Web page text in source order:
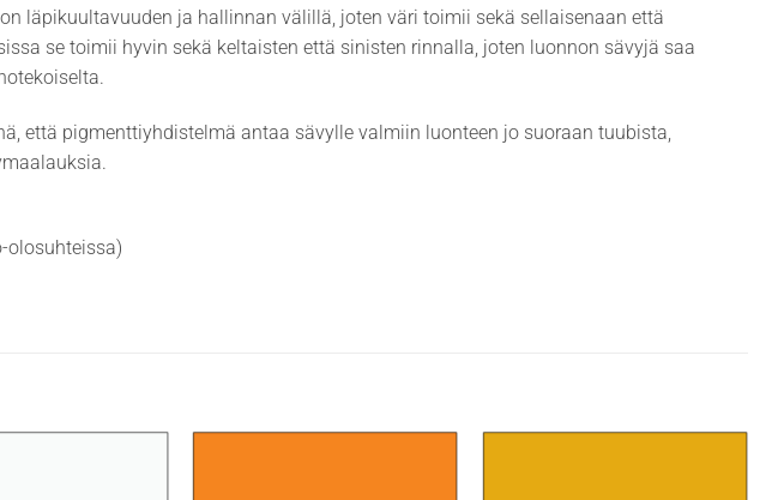
läpikuultavuuden ja hallinnan välillä, joten väri toimii sekä sellaisenaan että
se toimii hyvin sekä keltaisten että sinisten rinnalla, joten luonnon sävyjä saa
että pigmenttiyhdistelmä antaa sävylle valmiin luonteen jo suoraan tuubista,
olosuhteissa)